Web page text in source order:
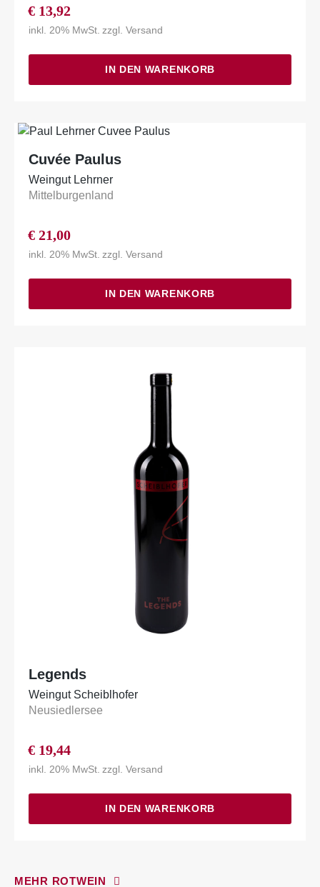
€ 13,92
inkl. 20% MwSt. zzgl.Versand
IN DEN WARENKORB
Cuvée Paulus
Weingut Lehrner
Mittelburgenland
€ 21,00
inkl. 20% MwSt. zzgl.Versand
IN DEN WARENKORB
Legends
Weingut Scheiblhofer
Neusiedlersee
€ 19,44
inkl. 20% MwSt. zzgl.Versand
IN DEN WARENKORB
MEHR ROTWEIN